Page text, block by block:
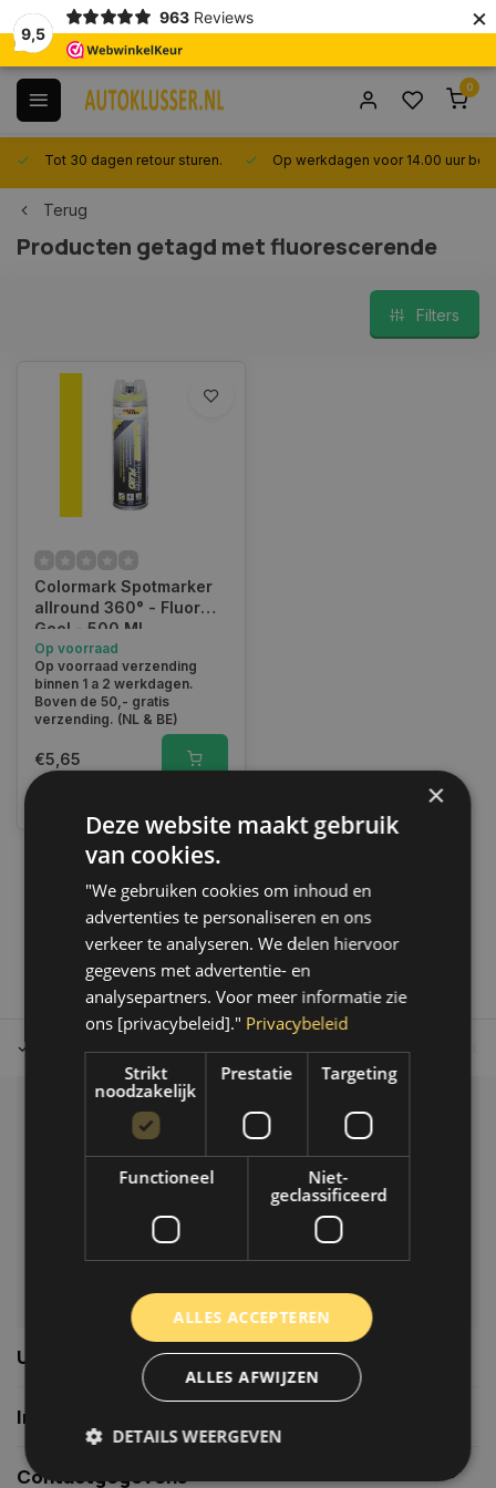
9,5
963 Reviews ×
0
Tot 30 dagen retour sturen. Op werkdagen voor 14.00 uur
Terug
Producten getagd met fluorescerende
Filters
Colormark Spotmarker
allround 360° - Fluor
Geel - 500 ML
Op voorraad
Op voorraad verzending
binnen 1 a 2 werkdagen.
Boven de 50,- gratis
verzending. (NL & BE)
€5,65
1
Tot 30 dagen retour sturen. Op werkdagen voor 14.00 uur
Klantenservice
Veelgestelde vragen
06-39119169
info@autoklusser.nl
Usefull links
Informatie
Contactgegevens
×
Deze website maakt gebruik
van cookies.
"We gebruiken cookies om inhoud en
advertenties te personaliseren en ons
verkeer te analyseren. We delen hiervoor
gegevens met advertentie- en
analysepartners. Voor meer informatie zie
ons [privacybeleid]." Privacybeleid
Strikt
noodzakelijk
Prestatie Targeting
Functioneel
Niet-
geclassificeerd
ALLES ACCEPTEREN
ALLES AFWIJZEN
DETAILS WEERGEVEN